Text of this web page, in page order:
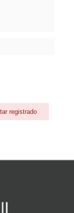
registrado